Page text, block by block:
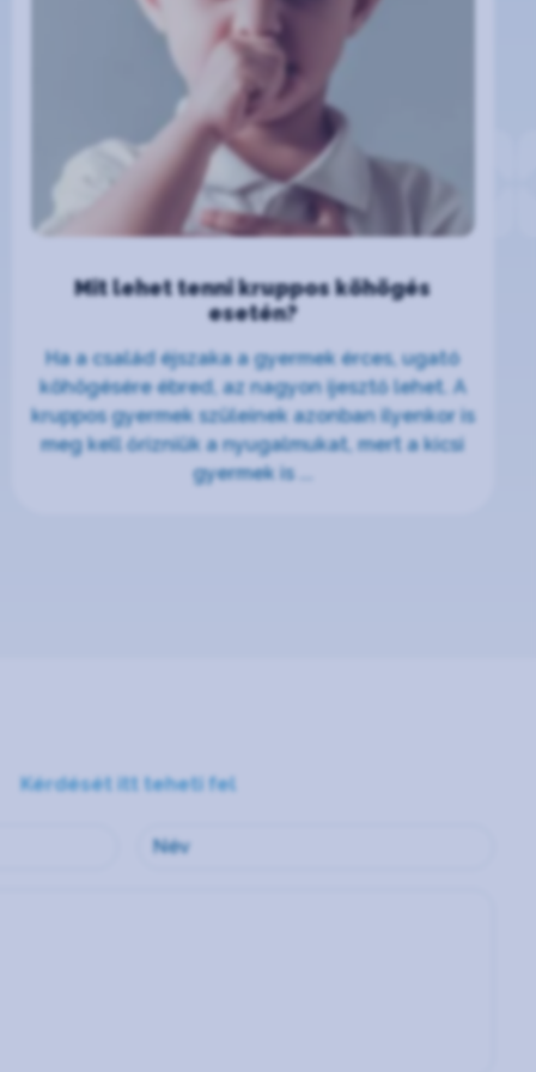
Mit lehet tenni kruppos köhögés
esetén?
Ha a család éjszaka a gyermek érces, ugató
köhögésére ébred, az nagyon ijesztő lehet. A
kruppos gyermek szüleinek azonban ilyenkor is
meg kell őrizniük a nyugalmukat, mert a kicsi
gyermek is ...
Kérdését itt teheti fel